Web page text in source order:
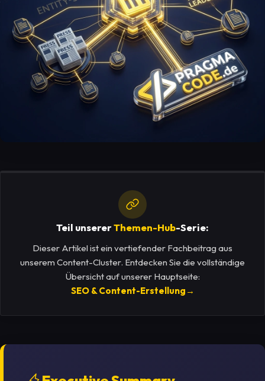
Teil unsererThemen-Hub-Serie:
Dieser Artikel ist ein vertiefender Fachbeitrag aus
unserem Content-Cluster. Entdecken Sie die vollständige
Übersicht auf unserer Hauptseite:
SEO & Content-Erstellung →